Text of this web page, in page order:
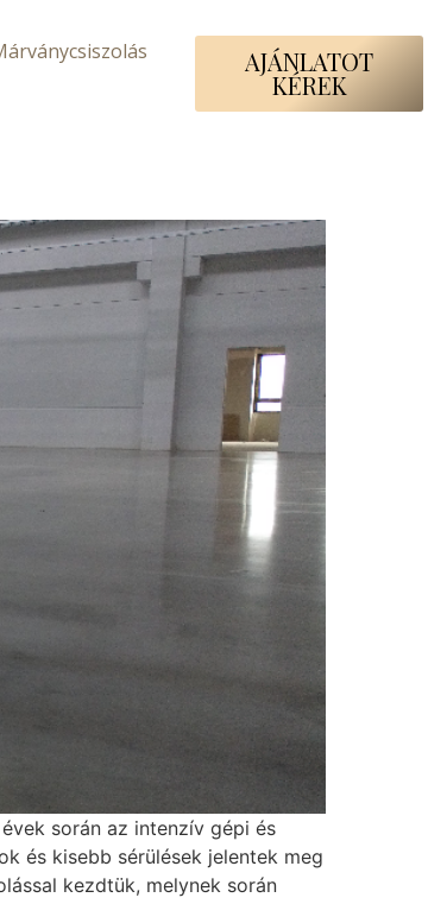
AJÁNLATOT
KÉREK
során az intenzív gépi és
és kisebb sérülések jelentek meg
kezdtük, melynek során